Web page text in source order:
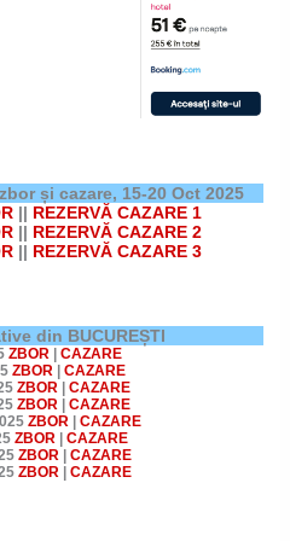
și cazare, 15-20 Oct 2025
|| REZERVĂ CAZARE 1
|| REZERVĂ CAZARE 2
|| REZERVĂ CAZARE 3
din BUCUREȘTI
ZBOR| CAZARE
ZBOR
CAZARE
ZBOR| CAZARE
ZBOR| CAZARE
ZBOR
CAZARE
ZBOR| CAZARE
ZBOR
CAZARE
ZBOR CAZARE